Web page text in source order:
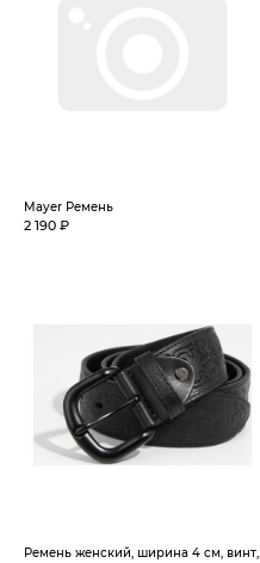
Mayer Ремень
2 190 ₽
Ремень женский, ширина 4 см, винт,